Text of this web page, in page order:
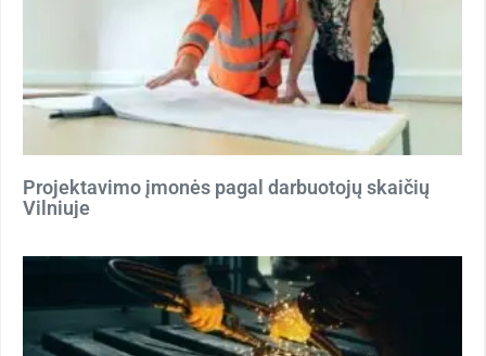
Projektavimo įmonės pagal darbuotojų skaičių
Vilniuje